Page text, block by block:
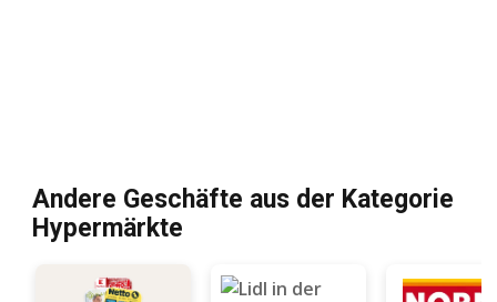
Andere Geschäfte aus der Kategorie
Hypermärkte